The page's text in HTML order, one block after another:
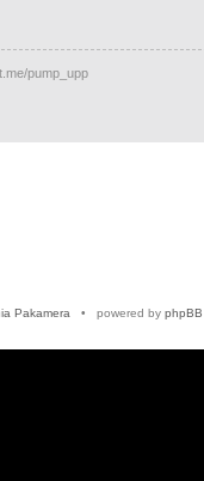
pump_upp
Pakamera • powered by phpBB